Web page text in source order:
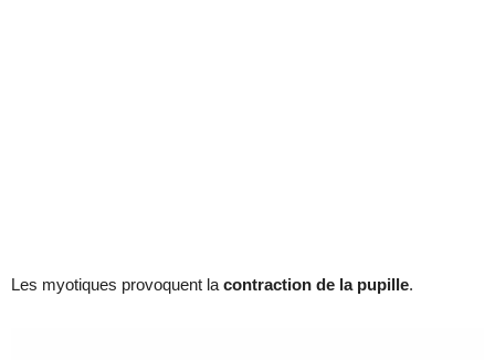
Les myotiques provoquent la contraction de la pupille.